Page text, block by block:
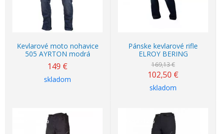
Kevlarové moto nohavice
505 AYRTON modrá
149 €
skladom
Pánske kevlarové rifle
ELROY BERING
169,13 €
102,50 €
skladom
-22% -12%